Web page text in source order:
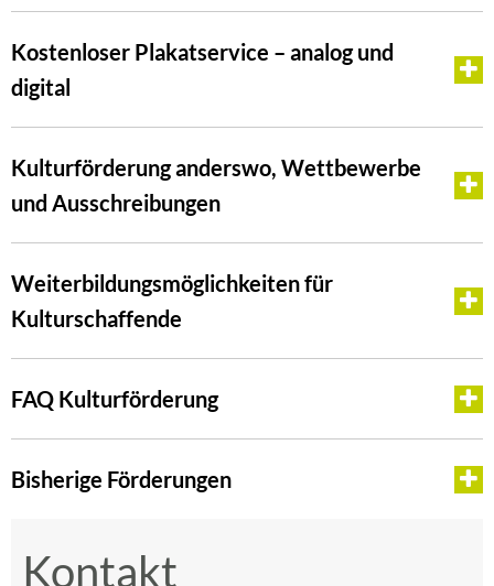
Kostenloser Plakatservice – analog und
digital
Kulturförderung anderswo, Wettbewerbe
und Ausschreibungen
Weiterbildungsmöglichkeiten für
Kulturschaffende
FAQ Kulturförderung
Bisherige Förderungen
Kontakt